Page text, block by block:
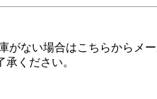
がない場合はこちらからメ
ください。